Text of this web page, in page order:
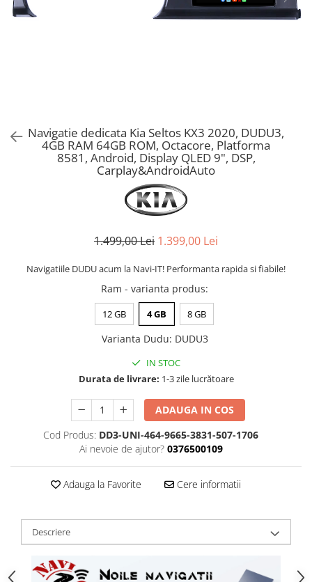
Navigatie dedicata Kia Seltos KX3 2020, DUDU3,
4GB RAM 64GB ROM, Octacore, Platforma
8581, Android, Display QLED 9", DSP,
Carplay&AndroidAuto
1.499,00 Lei 1.399,00 Lei
Navigatiile DUDU acum la Navi-IT! Performanta rapida si fiabile!
Ram - varianta produs:
12 GB 4 GB 8 GB
Varianta Dudu: DUDU3
IN STOC
Durata de livrare: 1-3 zile lucrătoare
ADAUGA IN COS
Cod Produs: DD3-UNI-464-9665-3831-507-1706
Ai nevoie de ajutor? 0376500109
Adauga la Favorite Cere informatii
Descriere